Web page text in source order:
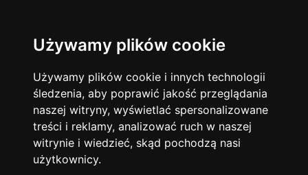
Używamy plików cookie
Używamy plików cookie i innych technologii
śledzenia, aby poprawić jakość przeglądania
naszej witryny, wyświetlać spersonalizowane
treści i reklamy, analizować ruch w naszej
witrynie i wiedzieć, skąd pochodzą nasi
użytkownicy.
Język angielski 13744
Matematyka 12927
Chemia 4886
Język niemiecki 4307
Język polski 3426
Fizyka
Warszawa
Korepetycje
Online
14835
Kraków 7753
Wrocław
zakres dni
Wtorek
Środa
Czwartek
Piątek
Sobota
Niedziela
więcej filtrów Filtruj